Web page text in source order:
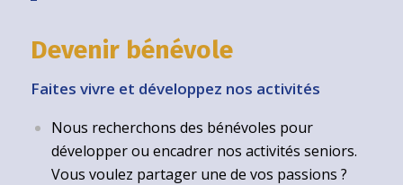
Devenir bénévole
Faites vivre et développez nos activités
Nous recherchons des bénévoles pour
développer ou encadrer nos activités seniors.
Vous voulez partager une de vos passions ?